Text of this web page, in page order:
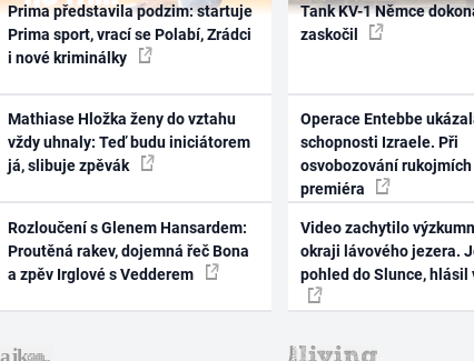
Prima představila podzim: startuje
Prima sport, vrací se Polabí, Zrádci
i nové kriminálky
Mathiase Hložka ženy do vztahu
vždy uhnaly: Teď budu iniciátorem
já, slibuje zpěvák
Rozloučení s Glenem Hansardem:
Proutěná rakev, dojemná řeč Bona
a zpěv Irglové s Vedderem
Tank KV-1 Němce
zaskočil
Operace Entebbe
schopnosti Izraele. Při
osvobozování
premiéra
Video zachytilo
okraji lávového jezera.
pohled do Slunce, hlásil